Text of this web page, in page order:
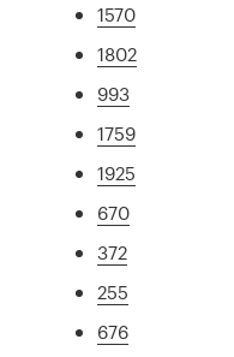
1570
1802
993
1759
1925
670
372
255
676